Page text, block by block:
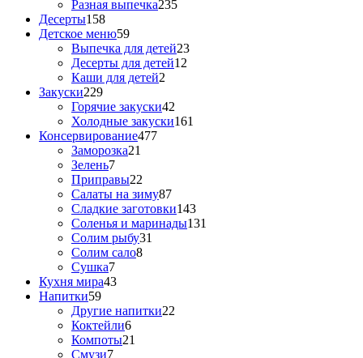
Разная выпечка235
Десерты158
Детское меню59
Выпечка для детей23
Десерты для детей12
Каши для детей2
Закуски229
Горячие закуски42
Холодные закуски161
Консервирование477
Заморозка21
Зелень7
Приправы22
Салаты на зиму87
Сладкие заготовки143
Соленья и маринады131
Солим рыбу31
Солим сало8
Сушка7
Кухня мира43
Напитки59
Другие напитки22
Коктейли6
Компоты21
Смузи7